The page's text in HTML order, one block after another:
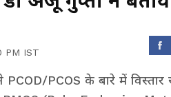
PM IST
PCOS के बारे में विस्तार